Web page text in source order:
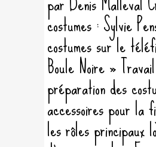
costumes : Sylvie
costumes sur le
Boule Noire »
préparation des
accessoires pour la
les rôles principaux